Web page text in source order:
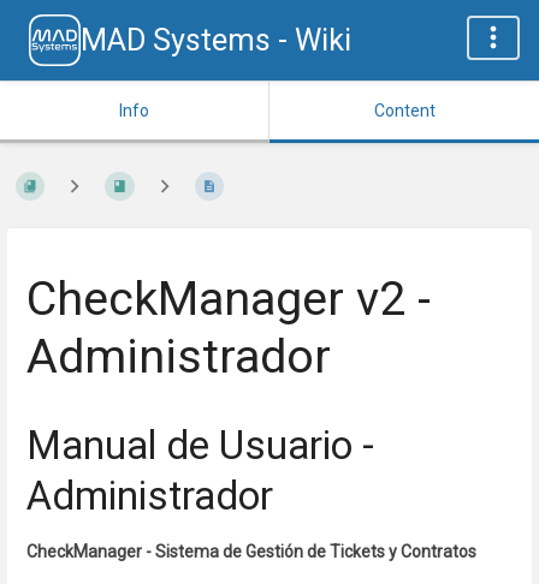
MAD Systems - Wiki
Info Content
CheckManager v2 -
Administrador
Manual de Usuario -
Administrador
CheckManager - Sistema de Gestión de Tickets y Contratos